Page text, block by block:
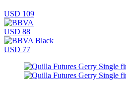
USD 109
USD 88
USD 77